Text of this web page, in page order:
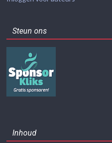
Steun ons
Inhoud